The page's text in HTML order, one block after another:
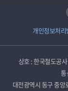
개인정보처리
상호 : 한국철도공사
통
대전광역시 동구 중앙